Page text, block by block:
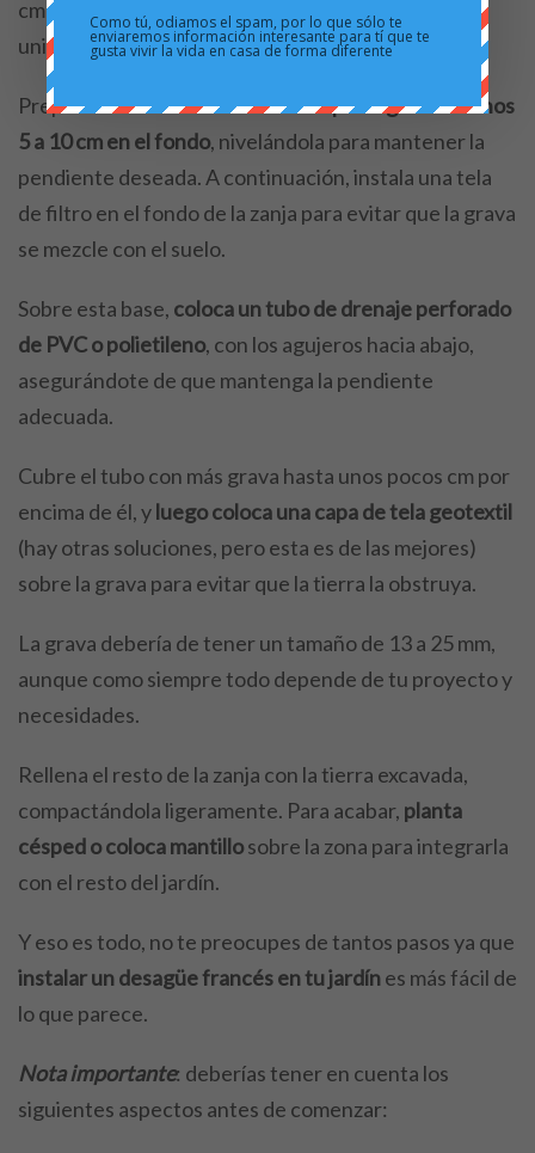
cm de profundidad, manteniendo una pendiente
uniforme en el fondo.
Prepara el lechocolocando una capa de grava de unos
5 a 10 cm en el fondo, nivelándola para mantener la
pendiente deseada. A continuación, instala una tela
de filtro en el fondo de la zanja para evitar que la grava
se mezcle con el suelo.
Sobre esta base, coloca un tubo de drenaje perforado
de PVC o polietileno, con los agujeros hacia abajo,
asegurándote de que mantenga la pendiente
adecuada.
Cubre el tubo con más grava hasta unos pocos cm por
encima de él, yluego coloca una capa de tela geotextil
(hay otras soluciones, pero esta es de las mejores)
sobre la grava para evitar que la tierra la obstruya.
La grava debería de tener un tamaño de 13 a 25 mm,
aunque como siempre todo depende de tu proyecto y
necesidades.
Rellena el resto de la zanja con la tierra excavada,
compactándola ligeramente. Para acabar, planta
césped o coloca mantillosobre la zona para integrarla
con el resto del jardín.
Y eso es todo, no te preocupes de tantos pasos ya que
instalar un desagüe francés en tu jardínes más fácil de
lo que parece.
Nota importante: deberías tener en cuenta los
siguientes aspectos antes de comenzar:
Como tú, odiamos el spam, por lo que sólo te
enviaremos información interesante para tí que te
gusta vivir la vida en casa de forma diferente